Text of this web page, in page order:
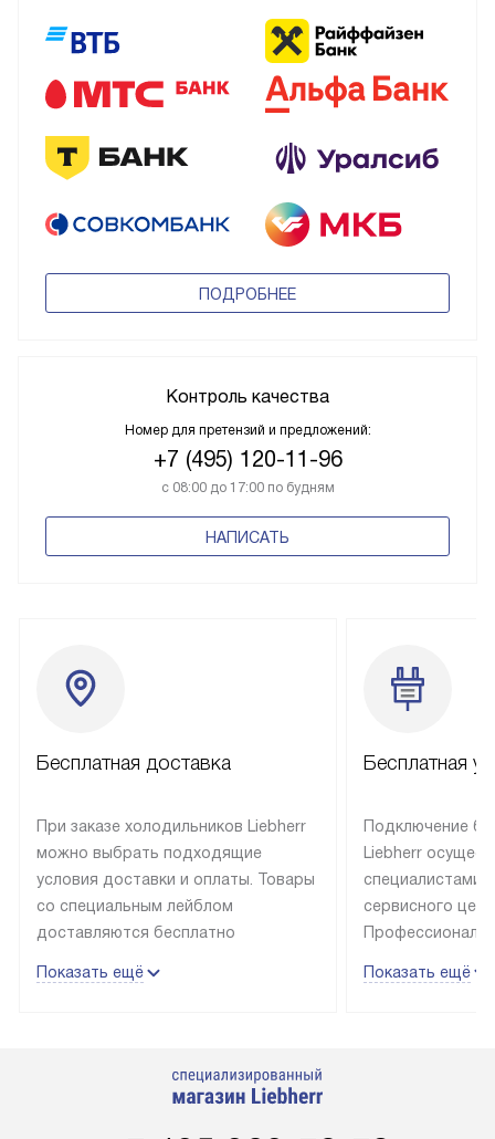
ПОДРОБНЕЕ
Контроль качества
Номер для претензий и предложений:
+7 (495) 120-11-96
с 08:00 до 17:00 по будням
НАПИСАТЬ
Бесплатная доставка
При заказе холодильников Liebherr
можно выбрать подходящие
условия доставки и оплаты. Товары
со специальным лейблом
доставляются бесплатно
до подъезда, выезд за МКАД
в течение трех дней. Доставка
Показать ещё
Бесплатная
Подключение
Liebherr
специалистами
сервисного
эксплуатации
Показать ещё